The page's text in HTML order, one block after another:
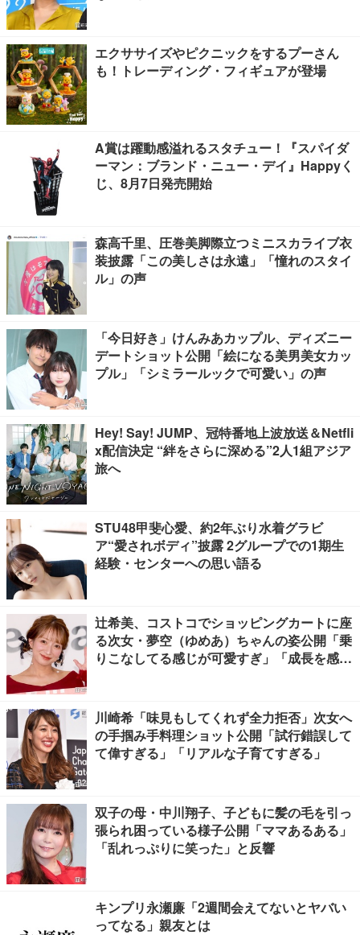
エクササイズやピクニックをするプーさん
も！トレーディング・フィギュアが登場
A賞は躍動感溢れるスタチュー！『スパイダ
ーマン：ブランド・ニュー・デイ』Happyく
じ、8月7日発売開始
森高千里、圧巻美脚際立つミニスカライブ衣
装披露「この美しさは永遠」「憧れのスタイ
ル」の声
「今日好き」けんみあカップル、ディズニー
デートショット公開「絵になる美男美女カッ
プル」「シミラールックで可愛い」の声
Hey! Say! JUMP、冠特番地上波放送＆Netfli
x配信決定 “絆をさらに深める”2人1組アジア
旅へ
STU48甲斐心愛、約2年ぶり水着グラビ
ア“愛されボディ”披露 2グループでの1期生
経験・センターへの思い語る
辻希美、コストコでショッピングカートに座
る次女・夢空（ゆめあ）ちゃんの姿公開「乗
りこなしてる感じが可愛すぎ」「成長を感じ
川崎希「味見もしてくれず全力拒否」次女へ
の手掴み手料理ショット公開「試行錯誤して
て偉すぎる」「リアルな子育てすぎる」
双子の母・中川翔子、子どもに髪の毛を引っ
張られ困っている様子公開「ママあるある」
「乱れっぷりに笑った」と反響
キンプリ永瀬廉「2週間会えてないとヤバい
ってなる」親友とは